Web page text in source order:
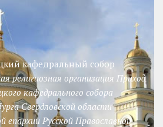
кафедральный собор
религиозная организация Приход
кафедрального собора
Свердловской области
епархии Русской Православной